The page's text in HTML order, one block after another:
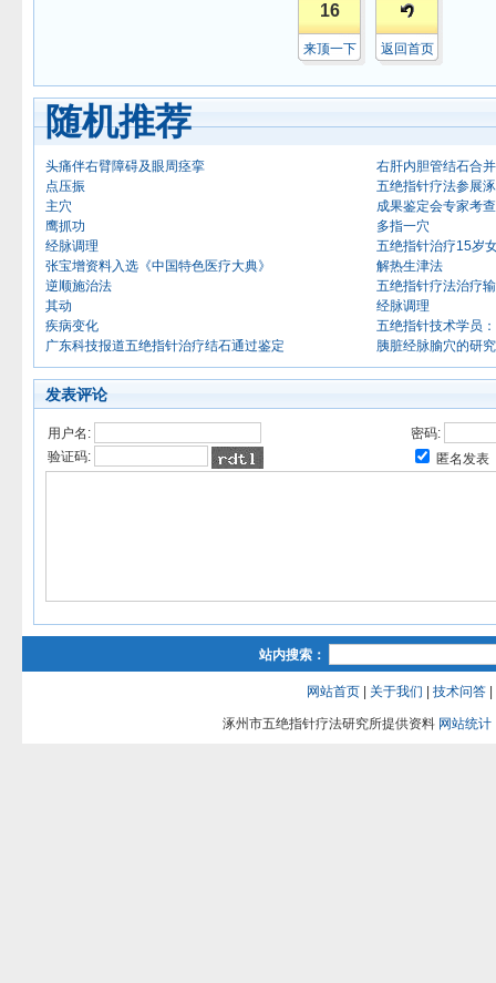
16
来顶一下 返回首页
随机推荐
头痛伴右臂障碍及眼周痉挛
点压振
主穴
鹰抓功
经脉调理
张宝增资料入选《中国特色医疗大典》
逆顺施治法
其动
疾病变化
广东科技报道五绝指针治疗结石通过鉴定
右肝内胆管结石合
五绝指针疗法参展
成果鉴定会专家考
多指一穴
五绝指针治疗15岁
解热生津法
五绝指针疗法治疗
经脉调理
五绝指针技术学员
胰脏经脉腧穴的研究
发表评论
用户名:
密码:
验证码:
匿名发表
站内搜索：
网站首页 关于我们 技术问答
涿州市五绝指针疗法研究所提供资料 网站统计